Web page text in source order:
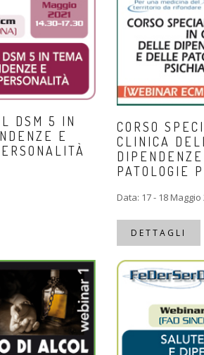
DSM 5 IN
E
CORSO
CLINICA
PATOLOGIE
Data: 17 - 18 Maggio
DETTAGLI